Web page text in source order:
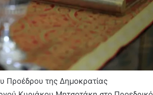
Προέδρου της Δημοκρατίας